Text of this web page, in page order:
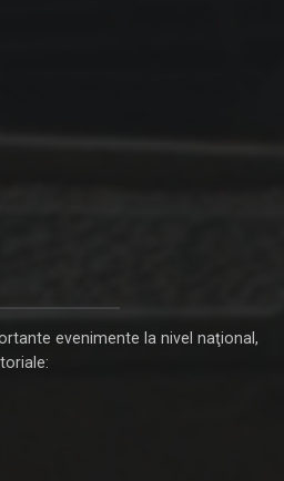
evenimente la nivel naţional,